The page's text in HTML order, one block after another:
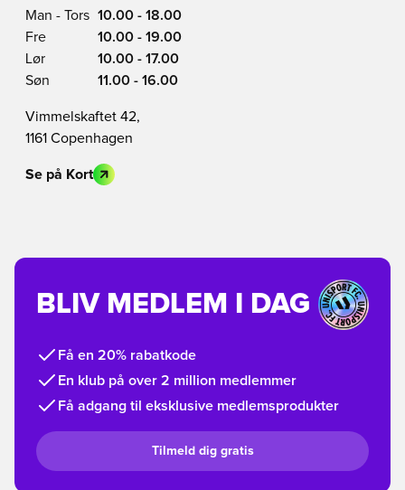
Man - Tors 10.00 - 18.00
Fre
10.00 - 19.00
Lør
10.00 - 17.00
Søn
11.00 - 16.00
Vimmelskaftet 42,
1161 Copenhagen
Se på Kort
BLIV MEDLEM I DAG
Få en 20% rabatkode
En klub på over 2 million medlemmer
Få adgang til eksklusive medlemsprodukter
Tilmeld dig gratis